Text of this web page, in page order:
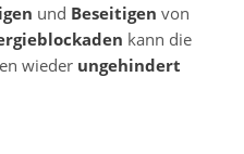
und Beseitigen von
kann die
wieder ungehindert